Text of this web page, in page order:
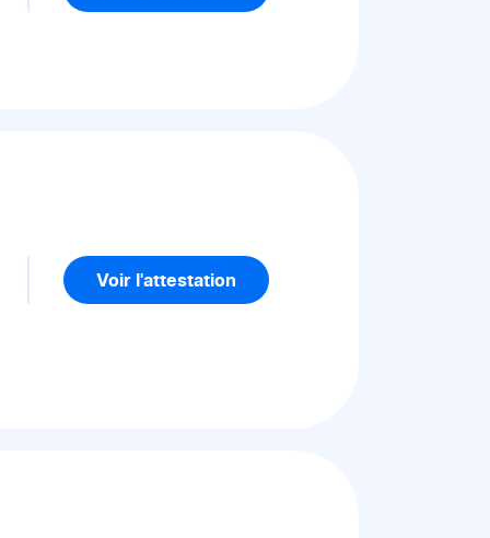
Voir l'attestation